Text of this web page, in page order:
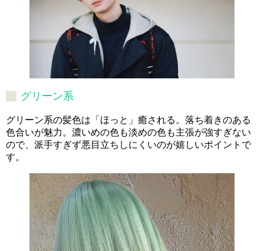
グリーン系
グリーン系の髪色は「ほっと」癒される。落ち着きのある
色合いが魅力。濃いめの色も淡めの色も主張が強すぎない
ので、派手すぎず悪目立ちしにくいのが嬉しいポイントで
す。